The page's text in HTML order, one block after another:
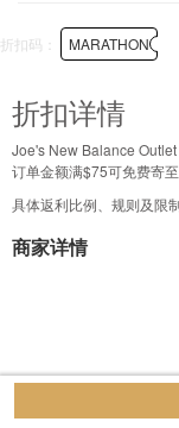
折扣码： MARATHON
折扣详情
Joe's New Balance Outlet
订单金额满$75可免费寄
具体返利比例、规则及限
商家详情